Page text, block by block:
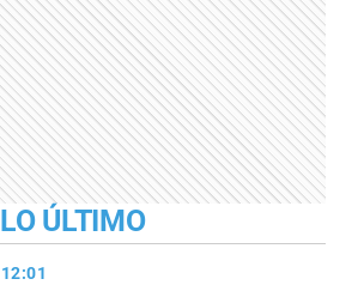
LO ÚLTIMO
12:01